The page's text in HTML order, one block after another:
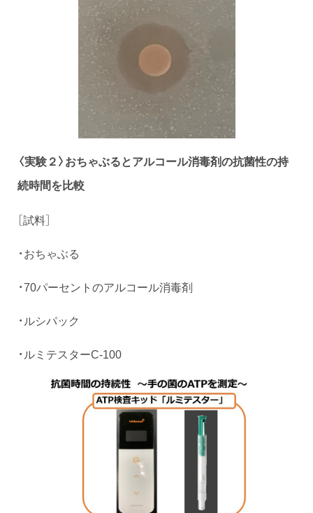
〈実験２〉おちゃぶるとアルコール消毒剤の抗菌性の持
続時間を比較
［試料］
・おちゃぶる
・70パーセントのアルコール消毒剤
・ルシパック
・ルミテスターC-100